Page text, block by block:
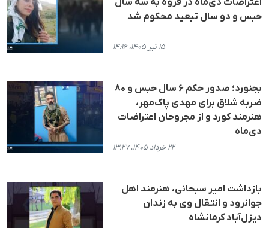
اعتراضات دی‌ماه در قروه به سه سال
حبس و دو سال تبعید محکوم شد
۱۵ تیر ۱۴۰۵، ۱۴:۱۶
بجنورد؛ صدور حکم ۶ سال حبس و ۸۰
ضربه شلاق برای مهدی پاک‌مهر،
هنرمند کورد و از مجروحان اعتراضات
دی‌ماه
۲۲ خرداد ۱۴۰۵، ۱۳:۲۷
بازداشت امیر سبحانی، هنرمند اهل
جوانرود و انتقال وی به زندان
دیزل‌آباد کرمانشاه